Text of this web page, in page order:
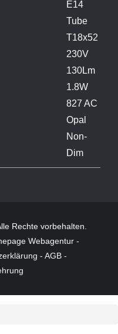
Rechte vorbehalten.
Webagentur -
- AGB-